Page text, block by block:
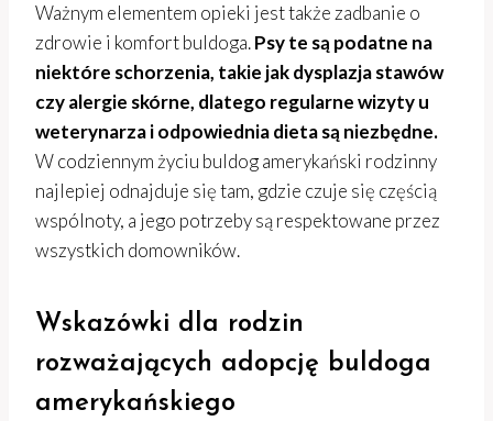
Ważnym elementem opieki jest także zadbanie o
zdrowie i komfort buldoga.Psy te są podatne na
niektóre schorzenia, takie jak dysplazja stawów
czy alergie skórne, dlatego regularne wizyty u
weterynarza i odpowiednia dieta są niezbędne.
W codziennym życiu buldog amerykański rodzinny
najlepiej odnajduje się tam, gdzie czuje się częścią
wspólnoty, a jego potrzeby są respektowane przez
wszystkich domowników.
Wskazówki dla rodzin
rozważających adopcję buldoga
amerykańskiego